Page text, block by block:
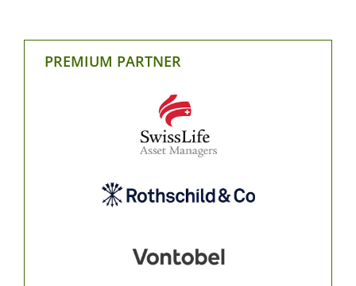
PREMIUM PARTNER